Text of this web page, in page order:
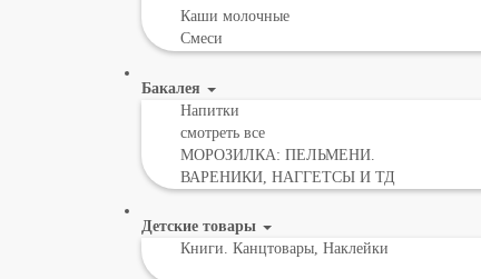
Каши молочные
Смеси
Бакалея
Напитки
смотреть все
МОРОЗИЛКА: ПЕЛЬМЕНИ.
ВАРЕНИКИ, НАГГЕТСЫ И ТД
Детские товары
Книги. Канцтовары, Наклейки